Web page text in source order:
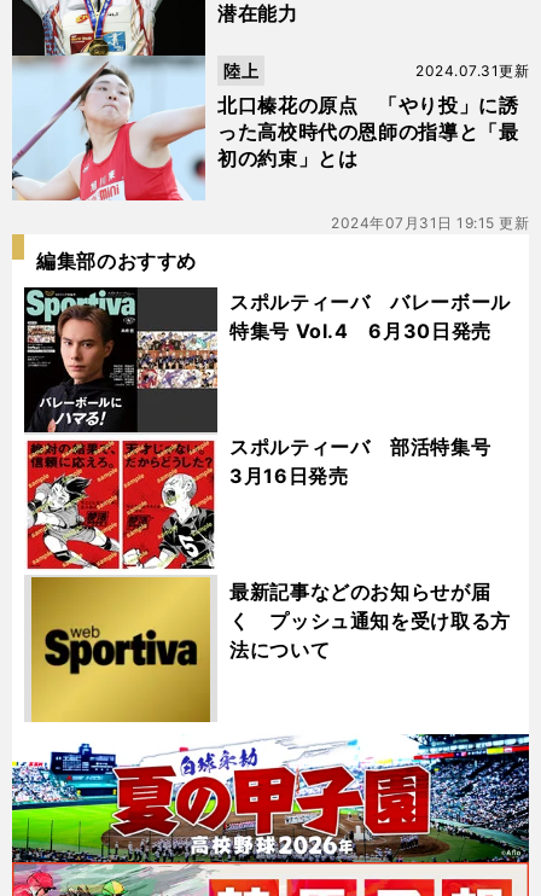
潜在能力
北口榛花の原点 「やり投」に誘
った高校時代の恩師の指導と「最
初の約束」とは
2024.07.31更新
陸上
2024年07月31日 19:15 更新
編集部のおすすめ
スポルティーバ バレーボール
特集号 Vol.4 6月30日発売
スポルティーバ 部活特集号
3月16日発売
最新記事などのお知らせが届
く プッシュ通知を受け取る方
法について